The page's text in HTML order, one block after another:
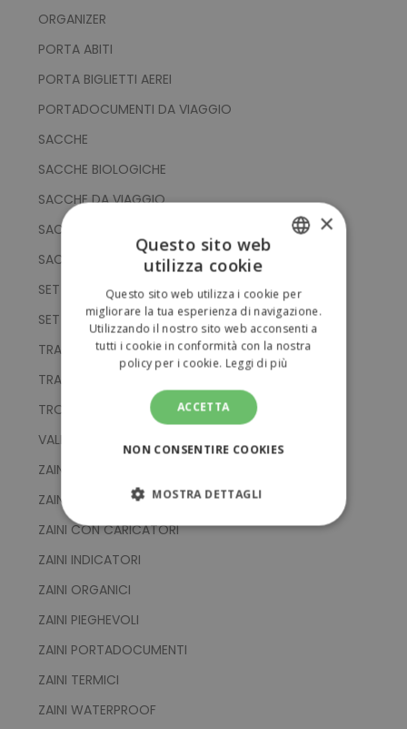
ORGANIZER
PORTA ABITI
PORTA BIGLIETTI AEREI
PORTADOCUMENTI DA VIAGGIO
SACCHE
SACCHE BIOLOGICHE
SACCHE DA VIAGGIO
SACCHE PORTA CASCO
SACCHE WATERPROOF
SET DA VIAGGIO
SET REGALO
TRACOLLE E BORSELLI
TRADUTTORI
TROUSSE PER COSMETICI
VALIGIE E TROLLEY
ZAINI
ZAINI ANTIFURTO
ZAINI CON CARICATORI
ZAINI INDICATORI
ZAINI ORGANICI
ZAINI PIEGHEVOLI
ZAINI PORTADOCUMENTI
ZAINI TERMICI
ZAINI WATERPROOF
ENGLISH
×
Questo sito web
utilizza cookie
Questo sito web utilizza i cookie per
migliorare la tua esperienza di navigazione.
Utilizzando il nostro sito web acconsenti a
tutti i cookie in conformità con la nostra
policy per i cookie. Leggi di più
ACCETTA
NON CONSENTIRE COOKIES
MOSTRA DETTAGLI
STRETTAMENTE NECESSARI
TARGETING
NON CLASSIFICATI